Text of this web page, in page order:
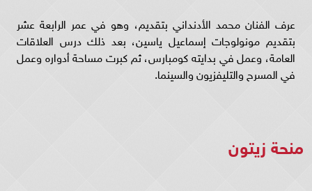
عرف الفنان محمد الأدنداني بتقديم، وهو في عمر الرابعة عشر
بتقديم مونولوجات إسماعيل ياسين، بعد ذلك درس العلاقات
العامة، وعمل في بدايته كومبارس، ثم كبرت مساحة أدواره وعمل
في المسرح والتليفزيون والسينما.
منحة زيتون